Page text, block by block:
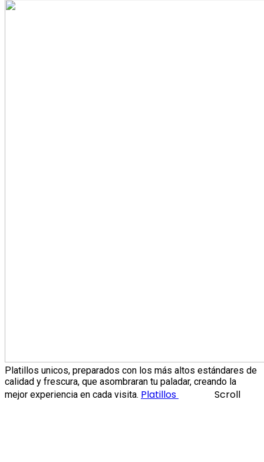
Platillos unicos, preparados con los más altos estándares de
calidad y frescura, que asombraran tu paladar, creando la
mejor experiencia en cada visita. Platillos Scroll